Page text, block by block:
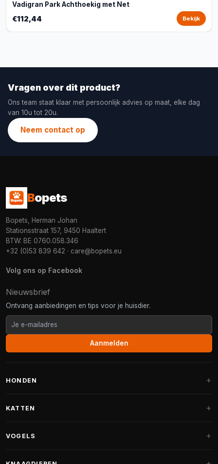
Vadigran Park Achthoekig met Net
€112,44 Bekijk
Vragen over dit product?
Ons team staat klaar met persoonlijk advies op maat, elke dag
van 10u tot 20u.
Neem contact op
Bopets
Bopets, Herman Johan
Stationsstraat 157, 9450 Haaltert
BTW: BE 0760.058.346
+32 (0)53 839 642 · care@bopets.eu
Volg ons op Facebook
Nieuwsbrief
Ontvang aanbiedingen en tips voor je huisdier.
Aanmelden
HONDEN
Fantail hondenmanden
KATTEN
VOGELS